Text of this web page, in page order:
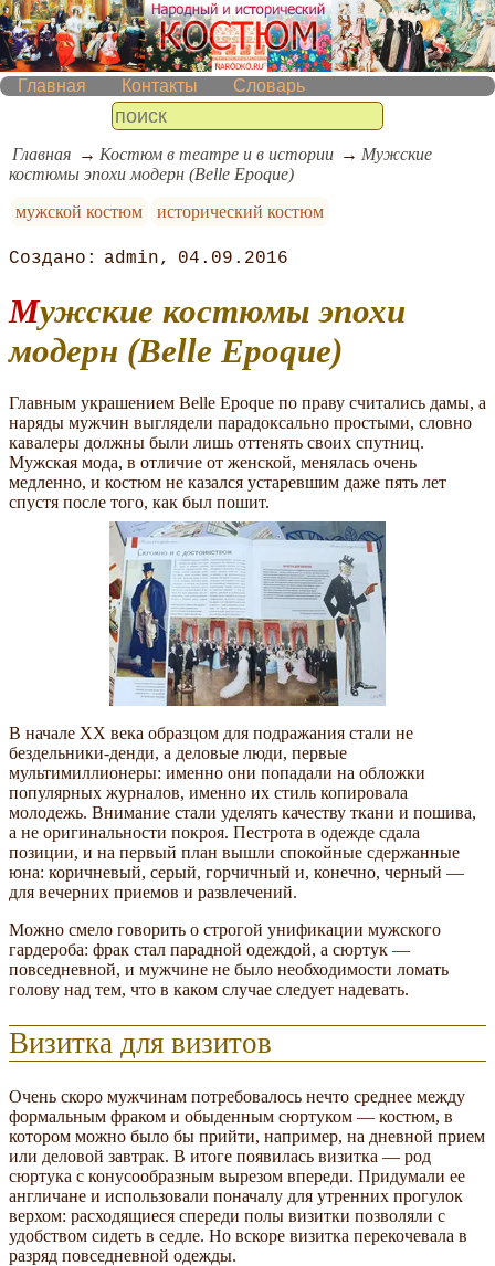
Главная Контакты Словарь
Главная Костюм в театре и в истории
Мужские
костюмы эпохи модерн (Belle Epoque)
мужской костюм
исторический костюм
admin 04.09.2016
Мужские костюмы эпохи
модерн (Belle Epoque)
Главным украшением Belle Epoque по праву считались дамы, а
наряды мужчин выглядели парадоксально простыми, словно
кавалеры должны были лишь оттенять своих спутниц.
Мужская мода, в отличие от женской, менялась очень
медленно, и костюм не казался устаревшим даже пять лет
спустя после того, как был пошит.
В начале XX века образцом для подражания стали не
бездельники-денди, а деловые люди, первые
мультимиллионеры: именно они попадали на обложки
популярных журналов, именно их стиль копировала
молодежь. Внимание стали уделять качеству ткани и пошива,
а не оригинальности покроя. Пестрота в одежде сдала
позиции, и на первый план вышли спокойные сдержанные
юна: коричневый, серый, горчичный и, конечно, черный —
для вечерних приемов и развлечений.
Можно смело говорить о строгой унификации мужского
гардероба: фрак стал парадной одеждой, а сюртук —
повседневной, и мужчине не было необходимости ломать
голову над тем, что в каком случае следует надевать.
Визитка для визитов
Очень скоро мужчинам потребовалось нечто среднее между
формальным фраком и обыденным сюртуком — костюм, в
котором можно было бы прийти, например, на дневной прием
или деловой завтрак. В итоге появилась визитка — род
сюртука с конусообразным вырезом впереди. Придумали ее
англичане и использовали поначалу для утренних прогулок
верхом: расходящиеся спереди полы визитки позволяли с
удобством сидеть в седле. Но вскоре визитка перекочевала в
разряд повседневной одежды.